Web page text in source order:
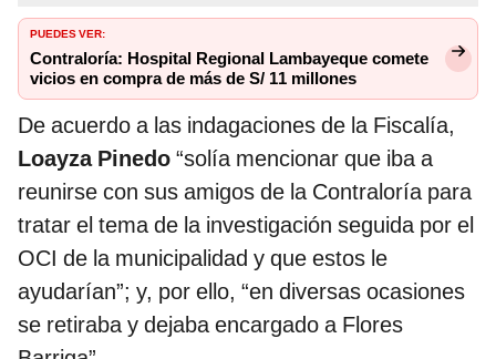
PUEDES VER:
Contraloría: Hospital Regional Lambayeque comete
vicios en compra de más de S/ 11 millones
De acuerdo a las indagaciones de la Fiscalía,
Loayza Pinedo “solía mencionar que iba a
reunirse con sus amigos de la Contraloría para
tratar el tema de la investigación seguida por el
OCI de la municipalidad y que estos le
ayudarían”; y, por ello, “en diversas ocasiones
se retiraba y dejaba encargado a Flores